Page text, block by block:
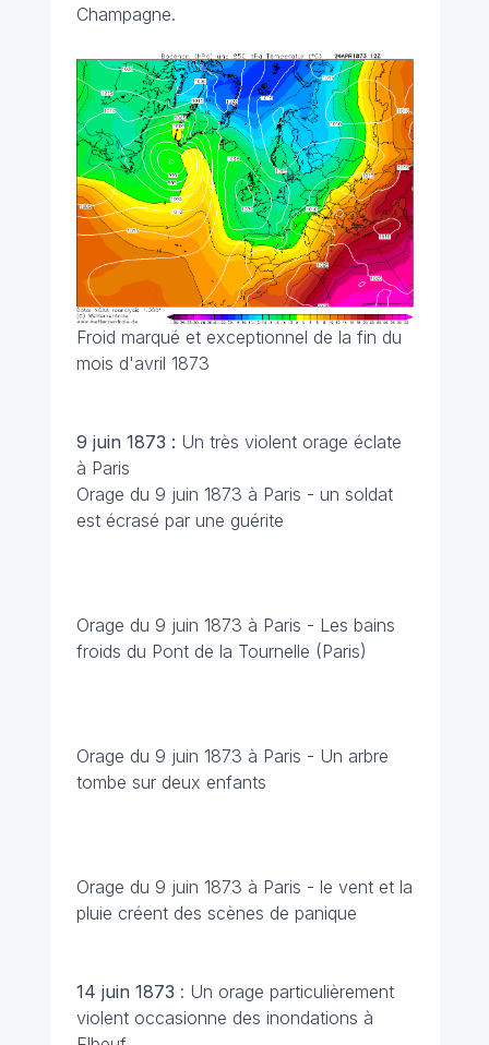
Champagne.
Froid marqué et exceptionnel de la fin du
mois d'avril 1873
9 juin 1873 : Un très violent orage éclate
à Paris
Orage du 9 juin 1873 à Paris - un soldat
est écrasé par une guérite
Orage du 9 juin 1873 à Paris - Les bains
froids du Pont de la Tournelle (Paris)
Orage du 9 juin 1873 à Paris - Un arbre
tombe sur deux enfants
Orage du 9 juin 1873 à Paris - le vent et la
pluie créent des scènes de panique
14 juin 1873 : Un orage particulièrement
violent occasionne des inondations à